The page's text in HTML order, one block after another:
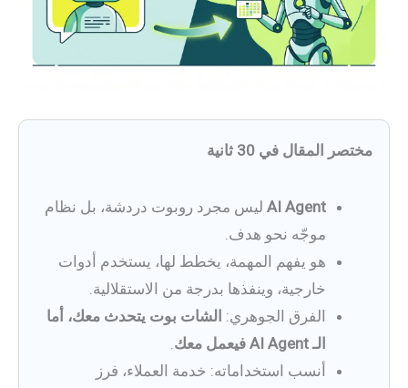
مختصر المقال في 30 ثانية
AI Agent ليس مجرد روبوت دردشة، بل نظام
موجّه نحو هدف.
هو يفهم المهمة، يخطط لها، يستخدم أدوات
خارجية، وينفذها بدرجة من الاستقلالية.
الفرق الجوهري: الشات بوت يتحدث معك، أما
الـ AI Agent فيعمل معك
.
أنسب استخداماته: خدمة العملاء، فرز